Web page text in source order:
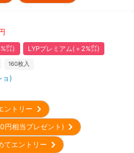
㌽) LYPプレミアム(＋2%㌽)
160枚入
ョ)
ントリー
円相当プレゼント)
てエントリー